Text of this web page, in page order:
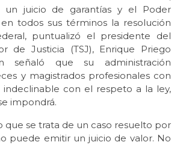
un juicio de garantías y el Poder
todos sus términos la resolución
puntualizó el presidente del
de Justicia (TSJ), Enrique Priego
señaló que su administración
y magistrados profesionales con
con el respeto a la ley,
impondrá.
que se trata de un caso resuelto por
puede emitir un juicio de valor. No